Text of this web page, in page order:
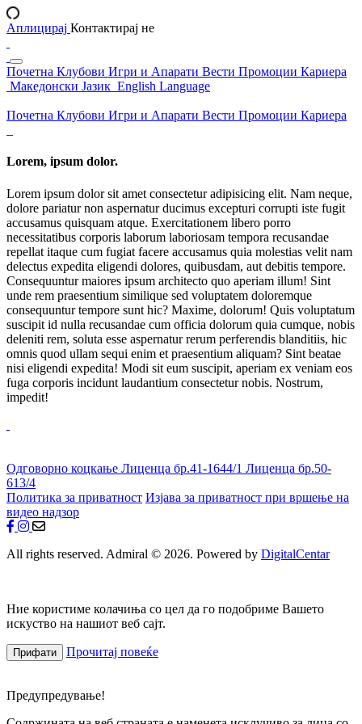
Аплицирај Контактирај не
Почетна Клубови Игри и Апарати Вести Промоции Кариера
Македонски Јазик English Language
Почетна Клубови Игри и Апарати Вести Промоции Кариера
Lorem, ipsum dolor.
Lorem ipsum dolor sit amet consectetur adipisicing elit. Nam neque,
dolore pariatur non aspernatur ducimus excepturi corrupti iste fugit
accusamus quisquam atque. Exercitationem libero porro
necessitatibus corporis laborum laboriosam tempora recusandae
repellat itaque cum fugiat facere accusamus quia molestias velit nam
delectus expedita eligendi dolores, quibusdam, aut debitis tempore.
Consequuntur maiores ipsum architecto quo aperiam illum! Sint
unde rem praesentium similique sed voluptatem doloremque
consequuntur tempore sunt hic? Maxime, dolorum! Quis voluptatum
suscipit id nulla recusandae cum officia dolorum quia cumque, nobis
deleniti rem, soluta esse aspernatur rerum perferendis blanditiis, hic
omnis quod ullam sequi enim et praesentium aliquam? Sint beatae
nisi eligendi expedita! Modi sit eum suscipit, aperiam ex veniam eos
fuga corporis incidunt laudantium consectetur nobis. Nostrum,
impedit!
Одговорно коцкање Лиценца бр.41-1644/1 Лиценца бр.50-
613/4
Политика за приватност Изјава за приватност при вршење на
видео надзор
All rights reserved. Admiral © 2026. Powered by DigitalCentar
Ние користиме колачиња со цел да го подобриме Вашето
искуство на нашиот веб сајт.
Прифати Прочитај повеќе
Предупредување!